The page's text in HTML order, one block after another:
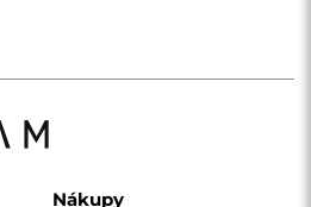
Nákupy